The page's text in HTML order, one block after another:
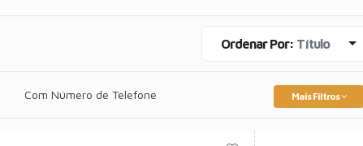
Ordenar Por: Título
Com Número de Telefone Mais Filtros